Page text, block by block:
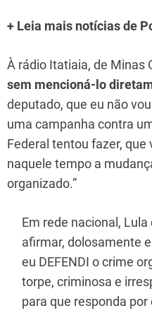
+ Leia mais notícias de
À rádio Itatiaia, de Minas
sem mencioná-lo
deputado, que eu não
uma campanha contra
Federal tentou fazer,
naquele tempo a
organizado.”
Em rede nacional,
afirmar, dolosamente
eu DEFENDI o crime
torpe, criminosa e
para que responda